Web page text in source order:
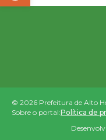
© 2026 Prefeitura de Alto
Sobre o portal:Política de